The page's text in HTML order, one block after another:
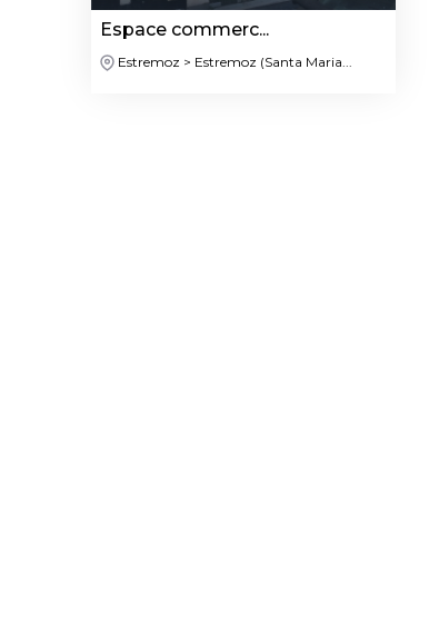
Espace commerc...
Estremoz > Estremoz (Santa Maria...